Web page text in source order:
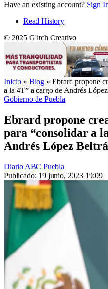
Have an existing account? Sign In
Read History
© 2025 Glitch Creativo
Inicio » Blog » Ebrard propone
a la 4T” a cargo de Andrés
Gobierno de Puebla
Ebrard propone
para “consolidar a
Andrés López
Diario ABC Puebla
Publicado: 19 junio, 2023 19:09